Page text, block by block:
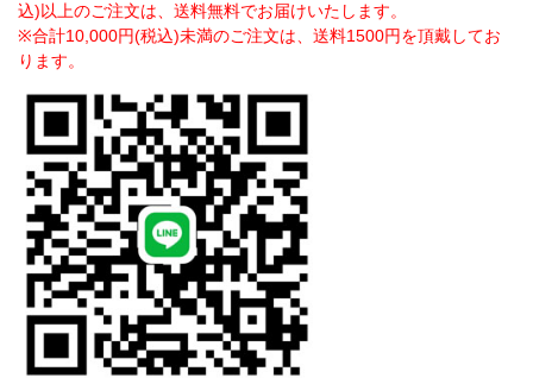
込)以上のご注文は、送料無料でお届けいたします。
※合計10,000円(税込)未満のご注文は、送料1500円を頂戴してお
ります。